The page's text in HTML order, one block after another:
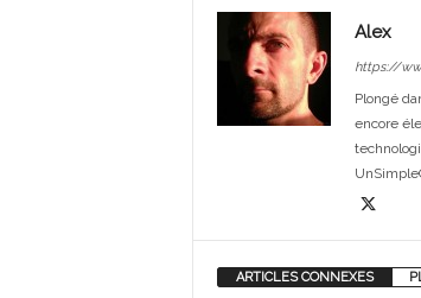
Alex
https://
Plongé
encore
ARTICLES CONNEXES